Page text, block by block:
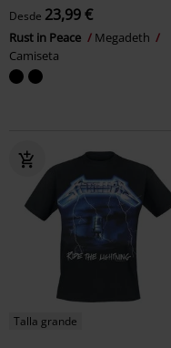
Desde 23,99 €
Rust in Peace
Megadeth
Camiseta
Talla grande